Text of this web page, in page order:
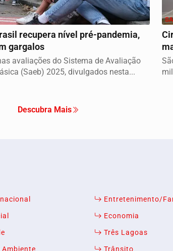
recupera nível pré-pandemia,
gargalos
avaliações do Sistema de Avaliação
(Saeb) 2025, divulgados nesta...
Descubra Mais
Entretenimento/
Economia
Três Lagoas